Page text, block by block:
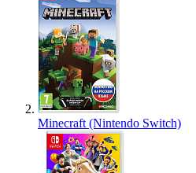
Minecraft (Nintendo Switch)